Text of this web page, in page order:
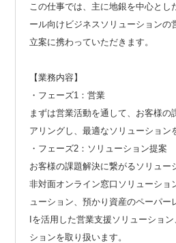
この仕事では、主に地銀を中心とし
ール向けビジネスソリューションの
立案に携わっていただきます。
【業務内容】
・フェーズ1：営業
まずは営業活動を通して、お客様の
アリングし、最適なソリューション
・フェーズ2：ソリューション提案
お客様の課題解決に繋がるソリュー
非対面オンライン窓口ソリューショ
ューション、預かり資産のペーパー
Iを活用した営業支援ソリューショ
ションを取り扱います。